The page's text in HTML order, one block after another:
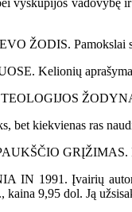
ŽODIS. Pamokslai
Kelionių
bet kiekvienas ras
GRĮŽIMAS.
IN 1991. Įvairių
kaina 9,95 dol. Ją